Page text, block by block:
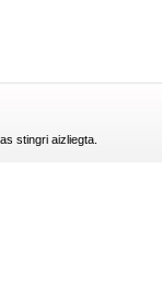
stingri aizliegta.